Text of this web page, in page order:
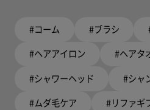
#コーム #ブラシ
#ヘアアイロン #ヘアタ
#シャワーヘッド #シャ
#ムダ毛ケア #リファギ